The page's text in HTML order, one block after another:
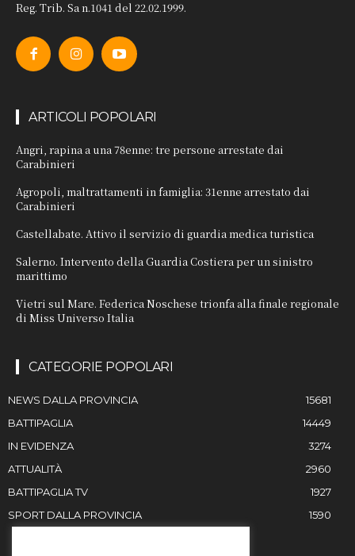
Reg. Trib. Sa n.1041 del 22.02.1999.
ARTICOLI POPOLARI
Angri, rapina a una 78enne: tre persone arrestate dai
Carabinieri
Agropoli, maltrattamenti in famiglia: 31enne arrestato dai
Carabinieri
Castellabate. Attivo il servizio di guardia medica turistica
Salerno. Intervento della Guardia Costiera per un sinistro
marittimo
Vietri sul Mare. Federica Noschese trionfa alla finale regionale
di Miss Universo Italia
CATEGORIE POPOLARI
NEWS DALLA PROVINCIA
15681
BATTIPAGLIA
14449
IN EVIDENZA
3274
ATTUALITÀ
2960
BATTIPAGLIA TV
1927
SPORT DALLA PROVINCIA
1590